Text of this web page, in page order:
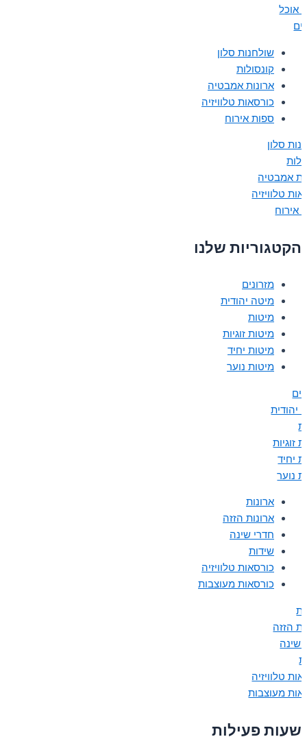
אוכל
שולחנות סלון
קונסולות
ארונות אמבטיה
כורסאות טלוויזיה
ספות אירוח
סלון
אמבטיה
טלוויזיה
אירוח
הקטגוריות שלנו
מזרונים
מיטה יהודית
מיטות
מיטות זוגיות
מיטות יחיד
מיטות נוער
יהודית
זוגיות
יחיד
נוער
ארונות
ארונות הזזה
חדרי שינה
שידות
כורסאות טלוויזיה
כורסאות מעוצבות
הזזה
שינה
טלוויזיה
מעוצבות
שעות פעילות